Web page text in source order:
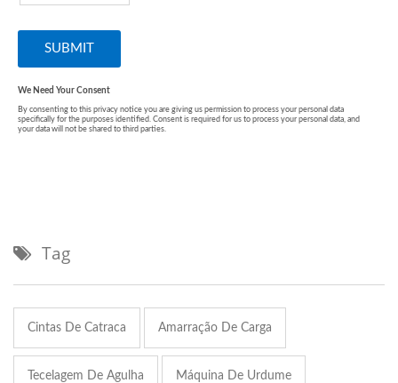
Tag
Cintas De Catraca Amarração De Carga
Tecelagem De Agulha Máquina De Urdume